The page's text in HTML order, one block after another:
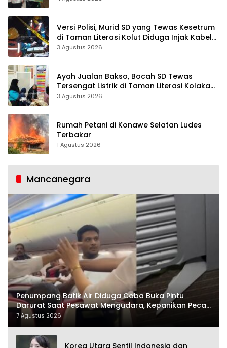
Versi Polisi, Murid SD yang Tewas Kesetrum
di Taman Literasi Kolut Diduga Injak Kabel
Beraliran Listrik
3 Agustus 2026
Ayah Jualan Bakso, Bocah SD Tewas
Tersengat Listrik di Taman Literasi Kolaka
Utara
3 Agustus 2026
Rumah Petani di Konawe Selatan Ludes
Terbakar
1 Agustus 2026
Mancanegara
Penumpang Batik Air Diduga Coba Buka Pintu
Darurat Saat Pesawat Mengudara, Kepanikan Pecah
di Dalam Kabin
7 Agustus 2026
Korea Utara Sentil Indonesia dan